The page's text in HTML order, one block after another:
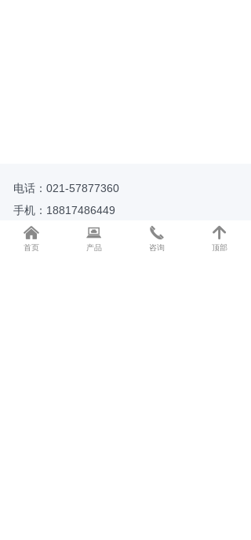
电话：021-57877360
手机：18817486449
邮箱：shzondo@163.com
地址：上海市松江区九泾路898号A栋309
낀
首页
뀵
产品
끅
咨询
녕
顶部